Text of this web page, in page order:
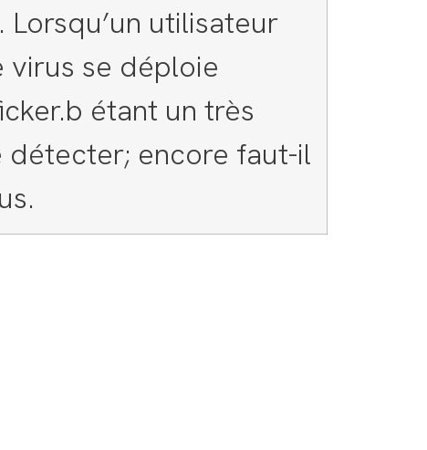
utilisateur
virus se déploie
étant un très
détecter; encore faut-il